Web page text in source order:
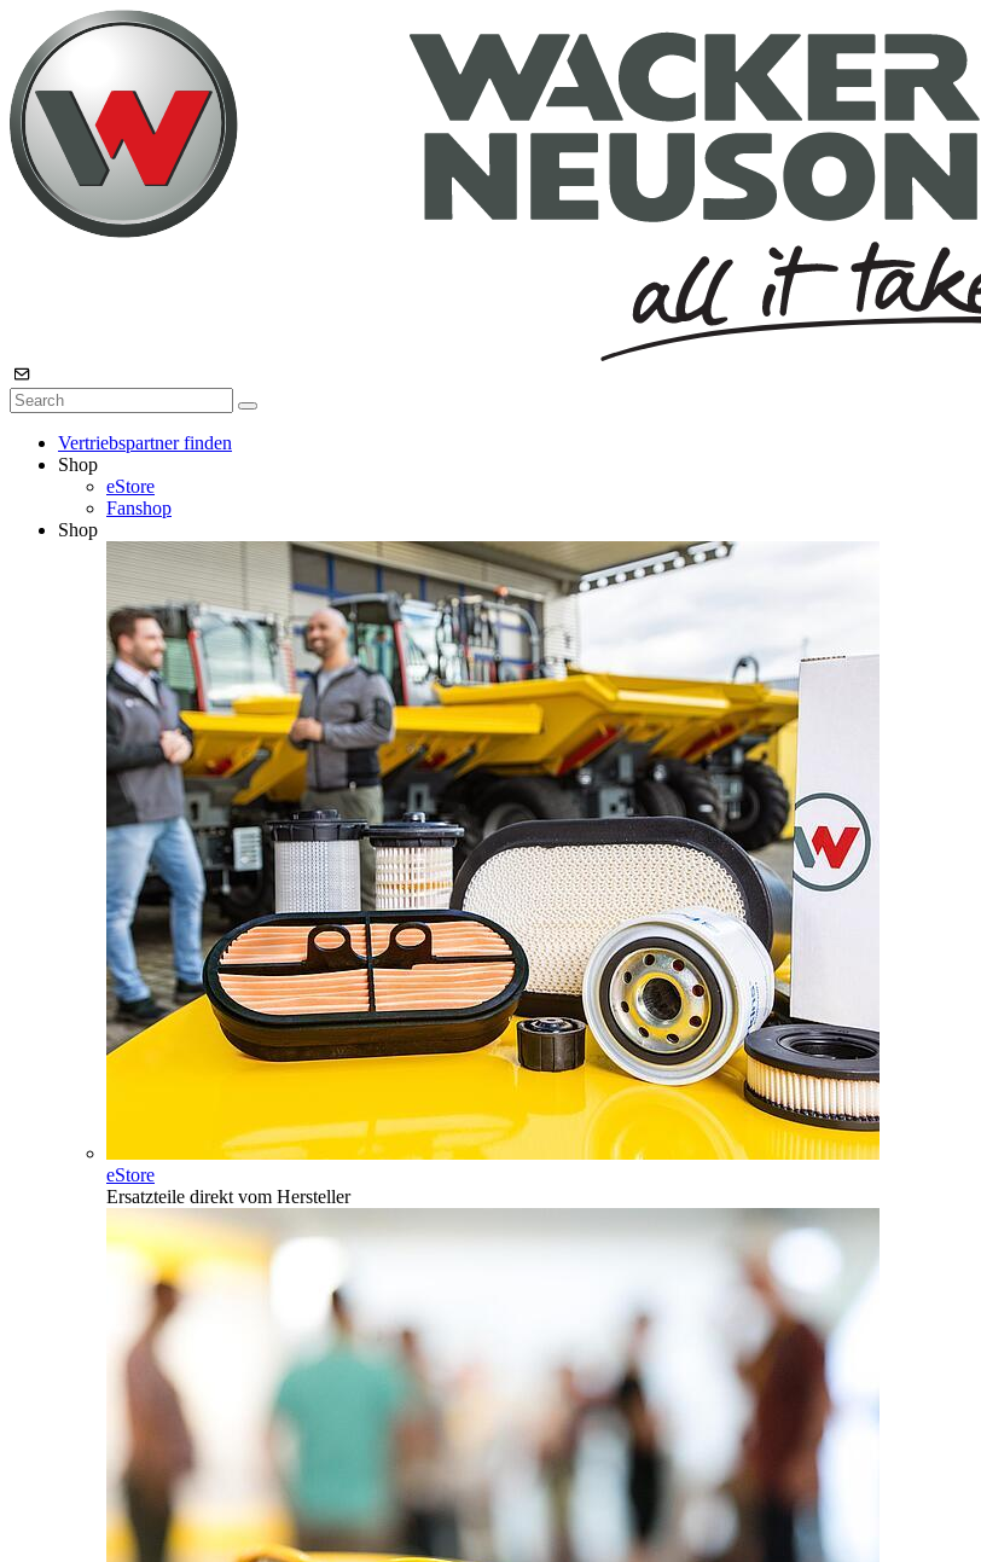
Vertriebspartner finden
Shop
eStore
Fanshop
Shop
eStore
Ersatzteile direkt vom Hersteller